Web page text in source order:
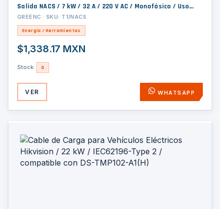
Salida NACS / 7 kW / 32 A / 220 V AC / Monofásico / Uso
Interior y Exterior
GREENC · SKU: T1/NACS
Energía / Herramientas
$1,338.17 MXN
Stock: 0
VER WHATSAPP